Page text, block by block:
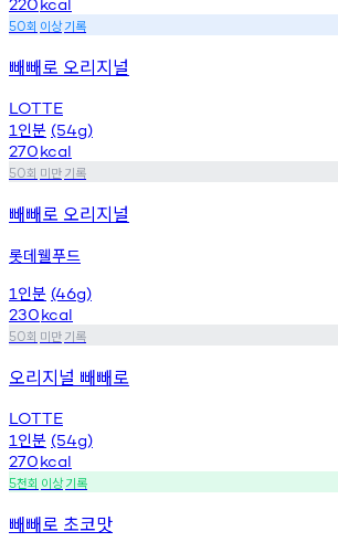
50회 이상기록
빼빼로 오리지널
LOTTE
1 인분 (54g)
270kcal
50회 미만기록
빼빼로 오리지널
롯데웰푸드
1 인분 (46g)
230kcal
50회 미만기록
오리지널 빼빼로
LOTTE
1 인분 (54g)
270kcal
5천회 이상기록
빼빼로 초코맛